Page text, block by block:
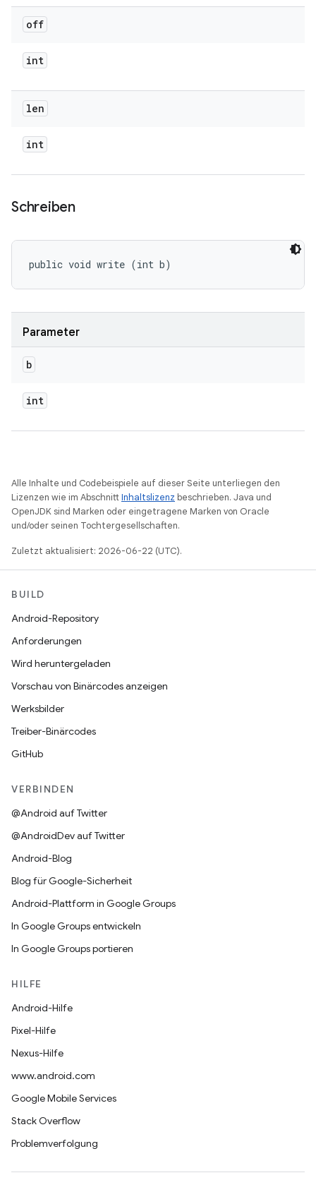
off
int
len
int
Schreiben
public void write (int b)
Parameter
b
int
Alle Inhalte und Codebeispiele auf dieser Seite unterliegen den
Lizenzen wie im AbschnittInhaltslizenz beschrieben. Java und
OpenJDK sind Marken oder eingetragene Marken von Oracle
und/oder seinen Tochtergesellschaften.
Zuletzt aktualisiert: 2026-06-22 (UTC).
BUILD
Android-Repository
Anforderungen
Wird heruntergeladen
Vorschau von Binärcodes anzeigen
Werksbilder
Treiber-Binärcodes
GitHub
VERBINDEN
@Android auf Twitter
@AndroidDev auf Twitter
Android-Blog
Blog für Google-Sicherheit
Android-Plattform in Google Groups
In Google Groups entwickeln
In Google Groups portieren
HILFE
Android-Hilfe
Pixel-Hilfe
Nexus-Hilfe
www.android.com
Google Mobile Services
Stack Overflow
Problemverfolgung